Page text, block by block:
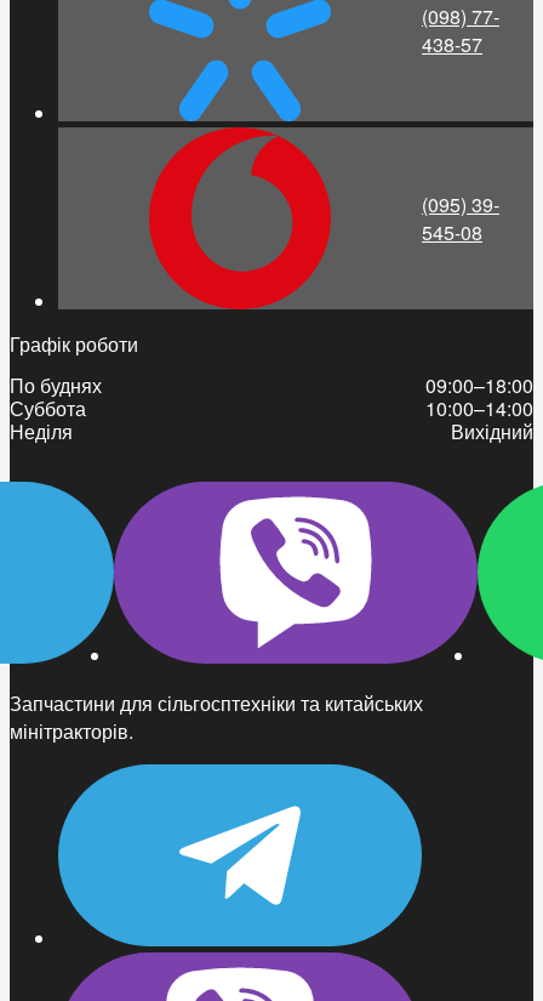
Запчастини для сільгосптехніки та китайських
мінітракторів.
(098) 77-
438-57
(095) 39-
545-08
Графік роботи
По буднях
09:00–18:00
Суббота
10:00–14:00
Неділя
Вихідний